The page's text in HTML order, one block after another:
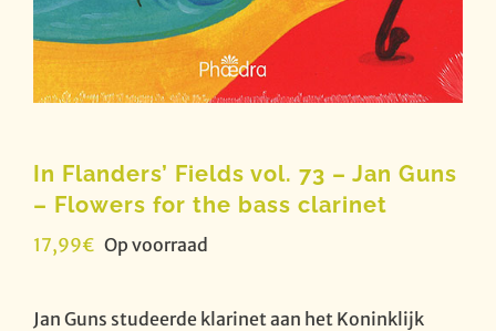
In Flanders’ Fields vol. 73 – Jan Guns
– Flowers for the bass clarinet
17,99€ Op voorraad
Jan Guns studeerde klarinet aan het Koninklijk